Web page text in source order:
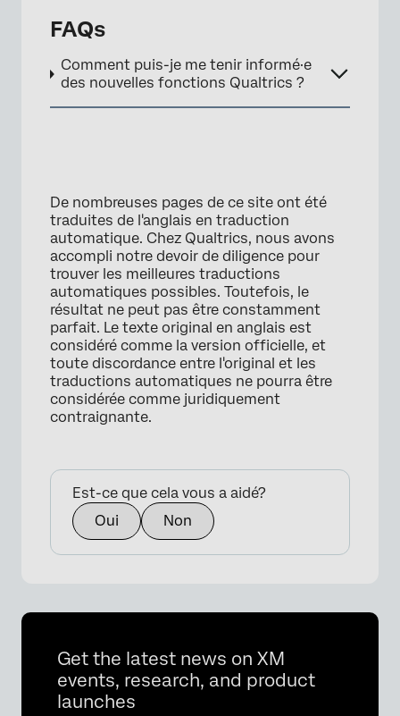
FAQs
Comment puis-je me tenir informé·e
des nouvelles fonctions Qualtrics ?
De nombreuses pages de ce site ont été
traduites de l'anglais en traduction
automatique. Chez Qualtrics, nous avons
accompli notre devoir de diligence pour
trouver les meilleures traductions
automatiques possibles. Toutefois, le
résultat ne peut pas être constamment
parfait. Le texte original en anglais est
considéré comme la version officielle, et
toute discordance entre l'original et les
traductions automatiques ne pourra être
considérée comme juridiquement
contraignante.
Est-ce que cela vous a aidé?
Oui
Non
Get the latest news on XM
events, research, and product
launches